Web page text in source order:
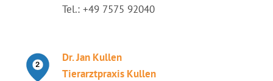
Tel.: +49 7575 92040
Dr. Jan Kullen
Tierarztpraxis Kullen